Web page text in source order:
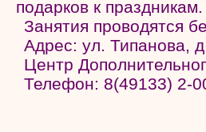
подарков к праздникам.
Занятия проводятся
Адрес: ул. Типанова,
Центр
Телефон: 8(49133) 2-